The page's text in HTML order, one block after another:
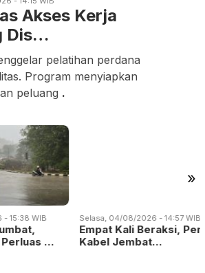
Akses Kerja
Dis…
pelatihan perdana
Program menyiapkan
peluang .
»
WIB
…
Selasa, 04/08/2026 - 14:57 WIB
Empat Kali Beraksi, Pencuri
Kabel Jembat…